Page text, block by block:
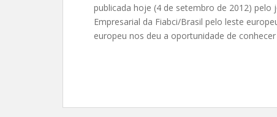
publicada hoje (4 de setembro de 2012)
Empresarial da Fiabci/Brasil pelo leste
europeu nos deu a oportunidade de